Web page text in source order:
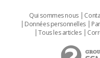
Qui sommes nous
Données personnelles
Tous les articles